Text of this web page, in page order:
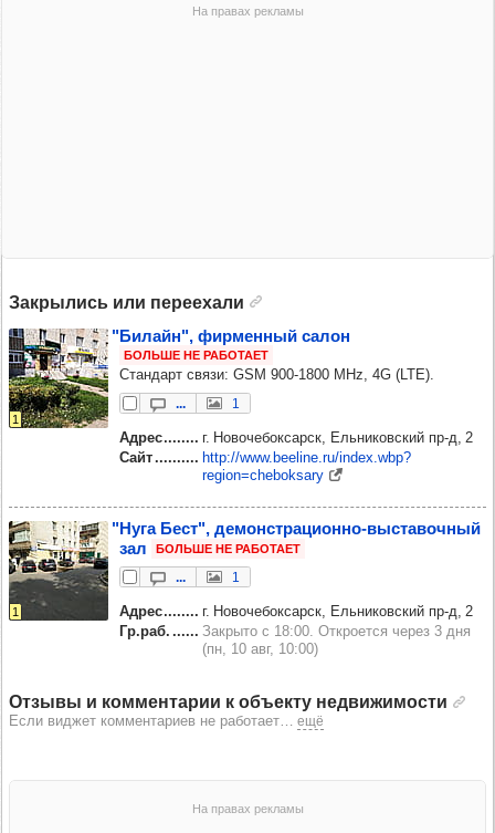
Закрылись или переехали
1
"Билайн", фир­мен­ный салон
БОЛЬШЕ НЕ РАБОТАЕТ
Стандарт связи: GSM 900-1800 MHz, 4G (LTE).
... 1
Адрес
г. Новочебоксарск, Ельниковский пр‑д, 2
Сайт
http://www.beeline.ru/index.wbp?
region=cheboksary
1
"Нуга Бест", демонс­тра­ци­онно-выс­та­воч­ный
зал
БОЛЬШЕ НЕ РАБОТАЕТ
... 1
Адрес
г. Новочебоксарск, Ельниковский пр‑д, 2
Гр.раб.
Закрыто с 18:00. Откроется через 3 дня
(пн, 10 авг, 10:00)
Отзывы и комментарии к объекту недвижимости
Если виджет комментариев не работает… ещё